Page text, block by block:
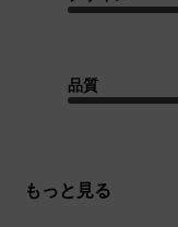
品質
もっと見る